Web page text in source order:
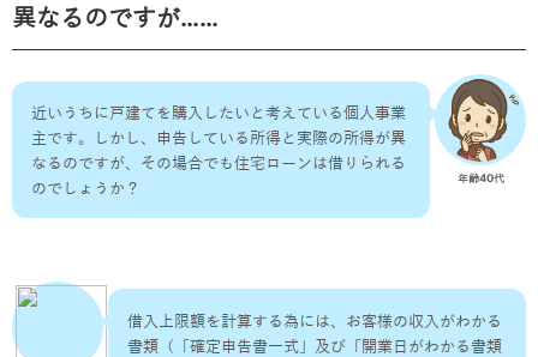
異なるのですが……
年齢40代
近いうちに戸建てを購入したいと考えている個人事業
主です。しかし、申告している所得と実際の所得が異
なるのですが、その場合でも住宅ローンは借りられる
のでしょうか？
借入上限額を計算する為には、お客様の収入がわかる
書類（「確定申告書一式」及び「開業日がわかる書類